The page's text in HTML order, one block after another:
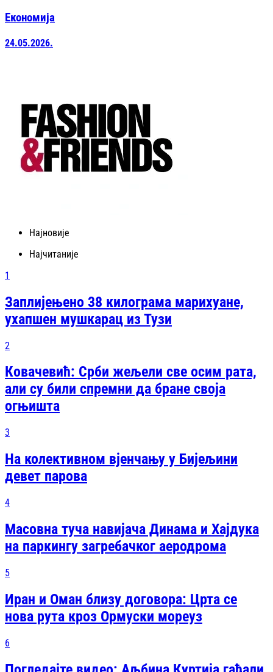
Економија
24.05.2026.
Најновије
Најчитаније
1
Заплијењено 38 килограма марихуане,
ухапшен мушкарац из Тузи
2
Ковачевић: Срби жељели све осим рата,
али су били спремни да бране своја
огњишта
3
На колективном вјенчању у Бијељини
девет парова
4
Масовна туча навијача Динама и Хајдука
на паркингу загребачког аеродрома
5
Иран и Оман близу договора: Црта се
нова рута кроз Ормуски мореуз
6